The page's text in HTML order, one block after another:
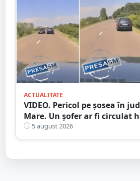
ACTUALITATE
VIDEO. Pericol pe șosea în
Mare. Un șofer ar fi circulat
intrat de mai multe ori pe
5 august 2026